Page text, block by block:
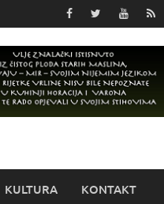
KULTURA KONTAKT